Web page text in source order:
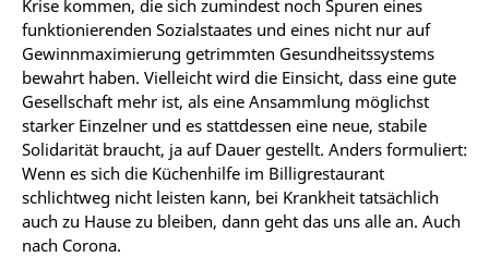
Krise kommen, die sich zumindest noch Spuren eines
funktionierenden Sozialstaates und eines nicht nur auf
Gewinnmaximierung getrimmten Gesundheitssystems
bewahrt haben. Vielleicht wird die Einsicht, dass eine gute
Gesellschaft mehr ist, als eine Ansammlung möglichst
starker Einzelner und es stattdessen eine neue, stabile
Solidarität braucht, ja auf Dauer gestellt. Anders formuliert:
Wenn es sich die Küchenhilfe im Billigrestaurant
schlichtweg nicht leisten kann, bei Krankheit tatsächlich
auch zu Hause zu bleiben, dann geht das uns alle an. Auch
nach Corona.